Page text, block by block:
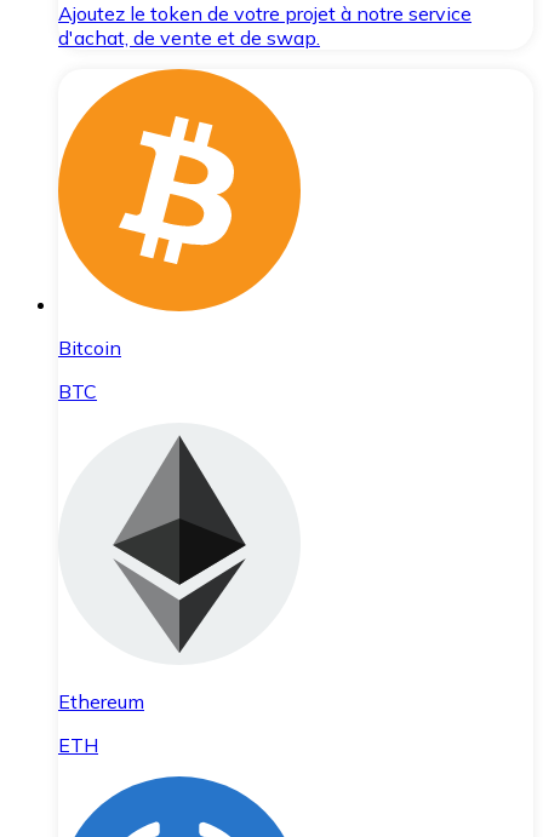
Ajoutez le token de votre projet à notre service
d'achat, de vente et de swap.
Bitcoin
BTC
Ethereum
ETH